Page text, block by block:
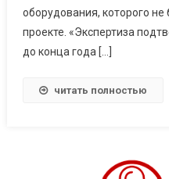
оборудования, которого
проекте. «Экспертиза
до конца года […]
читать полностью